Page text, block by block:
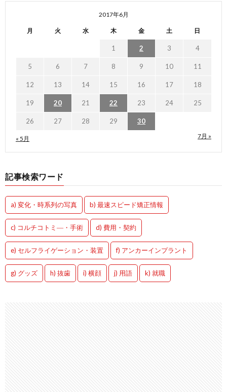
2017年6月
月 火 水 木 金 土 日
« 5月 7月 »
1 2 3 4
5 6 7 8 9 10 11
12 13 14 15 16 17 18
19 20 21 22 23 24 25
26 27 28 29 30
記事検索ワード
a) 変化・時系列の写真 b) 最速スピード矯正情報
c) コルチコトミ―・手術 d) 費用・契約
e) セルフライゲーション・装置 f) アンカーインプラント
g) グッズ h) 抜歯 i) 横顔 j) 用語 k) 就職